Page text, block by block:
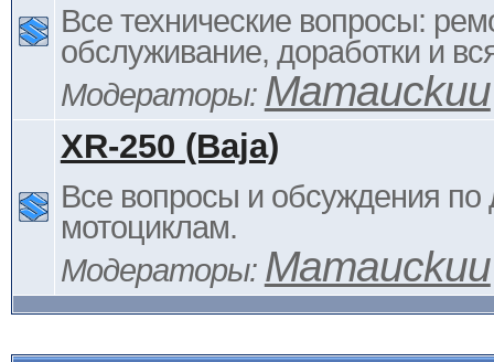
Все технические вопросы:
обслуживание, доработки и
Модераторы: Mamauckuu
XR-250 (Baja)
Все вопросы и обсуждения
мотоциклам.
Модераторы: Mamauckuu